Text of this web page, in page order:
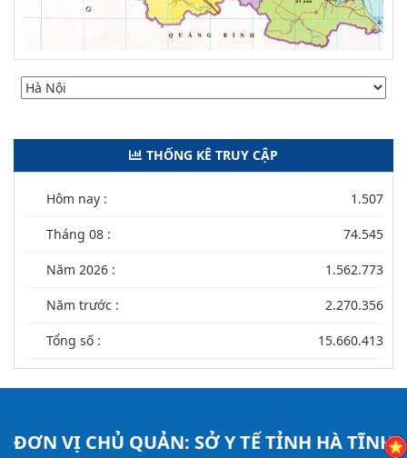
THỐNG KÊ TRUY CẬP
Hôm nay : 1.507
Tháng 08 : 74.545
Năm 2026 : 1.562.773
Năm trước : 2.270.356
Tổng số : 15.660.413
ĐƠN VỊ CHỦ QUẢN: SỞ Y TẾ TỈNH HÀ TĨNH